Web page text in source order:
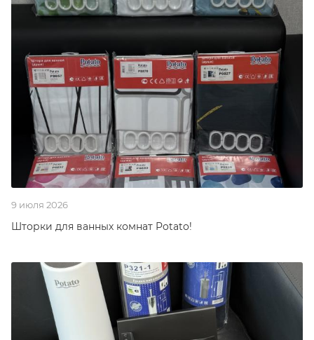
9 июля 2026
Шторки для ванных комнат Potato!